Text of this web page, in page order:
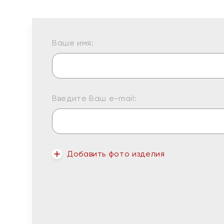
Ваше имя:
Введите Ваш e-mail:
Добавить фото изделия